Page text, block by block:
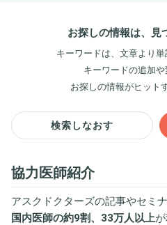
お探しの情報は、見
キーワードは、文章より単
キーワードの追加や
お探しの情報がヒット
検索しなおす
協力医師紹介
アスクドクターズの記事やセミ
国内医師の約9割、33万人以上